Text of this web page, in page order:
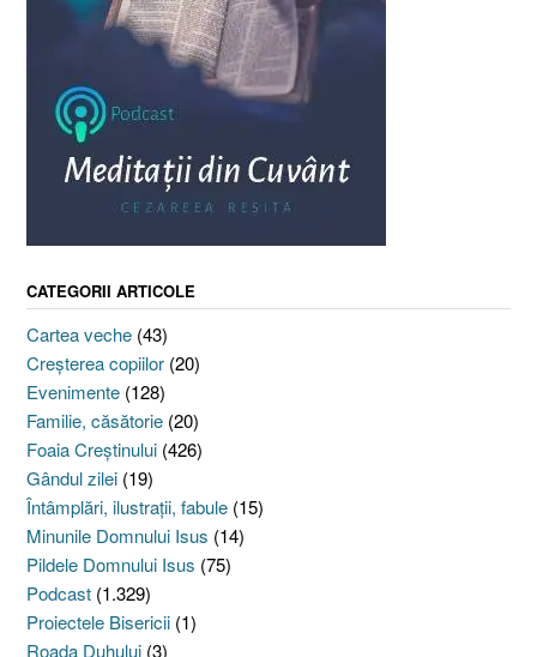
CATEGORII ARTICOLE
Cartea veche (43)
Creşterea copiilor (20)
Evenimente (128)
Familie, căsătorie (20)
Foaia Creştinului (426)
Gândul zilei (19)
Întâmplări, ilustraţii, fabule (15)
Minunile Domnului Isus (14)
Pildele Domnului Isus (75)
Podcast (1.329)
Proiectele Bisericii (1)
Roada Duhului (3)